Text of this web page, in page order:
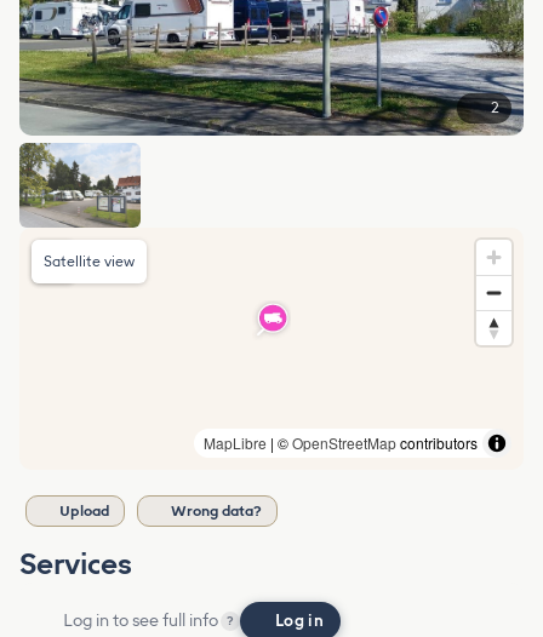
2
MapLibre | ©OpenStreetMapcontributors
Satellite view
Upload Wrong data?
Services
Log in to see full info ? Log in